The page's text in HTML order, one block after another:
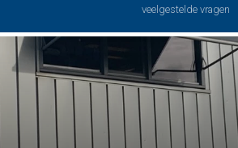
veelgestelde vragen
Schoenspeciaalzaak